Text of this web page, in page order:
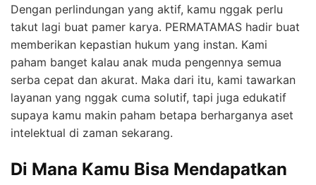
Dengan perlindungan yang aktif, kamu nggak perlu
takut lagi buat pamer karya. PERMATAMAS hadir buat
memberikan kepastian hukum yang instan. Kami
paham banget kalau anak muda pengennya semua
serba cepat dan akurat. Maka dari itu, kami tawarkan
layanan yang nggak cuma solutif, tapi juga edukatif
supaya kamu makin paham betapa berharganya aset
intelektual di zaman sekarang.
Di Mana Kamu Bisa Mendapatkan